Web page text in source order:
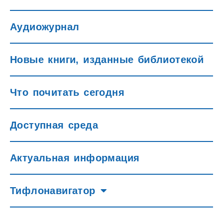
Аудиожурнал
Новые книги, изданные библиотекой
Что почитать сегодня
Доступная среда
Актуальная информация
Тифлонавигатор